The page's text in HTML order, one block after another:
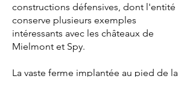
constructions défensives, dont l'entité
conserve plusieurs exemples
intéressants avec les châteaux de
Mielmont et Spy.
La vaste ferme implantée au pied de la